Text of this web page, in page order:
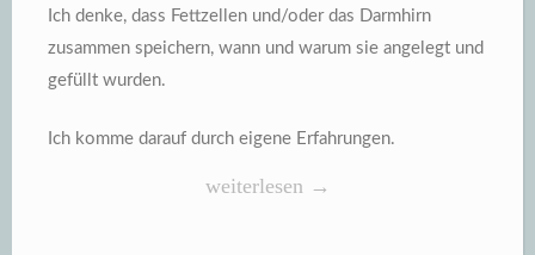
Ich denke, dass Fettzellen und/oder das Darmhirn
zusammen speichern, wann und warum sie angelegt und
gefüllt wurden.
Ich komme darauf durch eigene Erfahrungen.
„Fettzellen
weiterlesen →